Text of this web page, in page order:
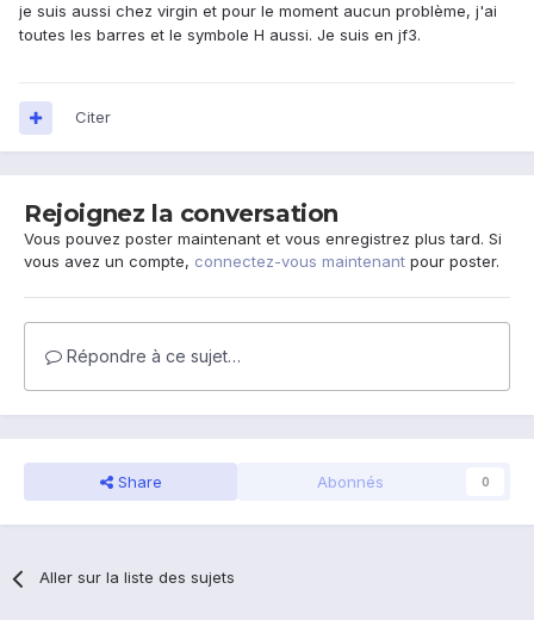
je suis aussi chez virgin et pour le moment aucun problème, j'ai
toutes les barres et le symbole H aussi. Je suis en jf3.
Citer
Rejoignez la conversation
Vous pouvez poster maintenant et vous enregistrez plus tard. Si
vous avez un compte, connectez-vous maintenant pour poster.
Répondre à ce sujet…
Share Abonnés 0
Aller sur la liste des sujets